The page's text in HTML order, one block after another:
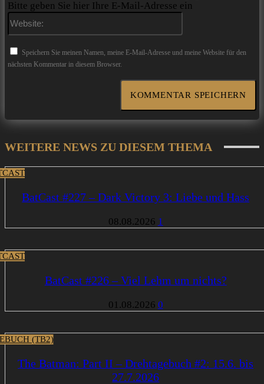
Bitte geben Sie hier Ihre E-Mail-Adresse ein
Speichern Sie meinen Namen, meine E-Mail-Adresse und meine Website für den
nächsten Kommentar in diesem Browser.
WEITERE NEWS ZU DIESEM THEMA
BatCast #227 – Dark Victory 3: Liebe und Hass
08.08.2026 1
BatCast #226 – Viel Lehm um nichts?
01.08.2026 0
(TB2)
The Batman: Part II – Drehtagebuch #2: 15.6. bis
27.7.2026